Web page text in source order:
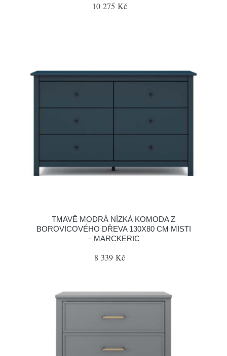
10 275 Kč
TMAVĚ MODRÁ NÍZKÁ KOMODA Z
BOROVICOVÉHO DŘEVA 130X80 CM MISTI
– MARCKERIC
8 339 Kč